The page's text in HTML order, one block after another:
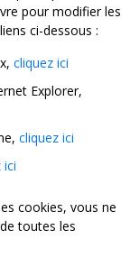
pour modifier les
ci-dessous :
cliquez ici
Explorer,
cliquez ici
ici
cookies, vous ne
toutes les